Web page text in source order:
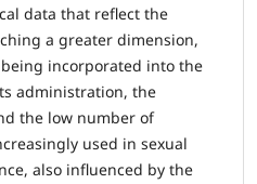
data that reflect the
a greater dimension,
incorporated into the
administration, the
the low number of
used in sexual
also influenced by the